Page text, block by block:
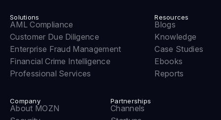
Solutions
AML Compliance
Customer Due Diligence
Enterprise Fraud Management
Financial Crime Intelligence
Professional Services
Resources
Blogs
Knowledge
Case Studies
Ebooks
Reports
Company
About MOZN
Partnerships
Channels